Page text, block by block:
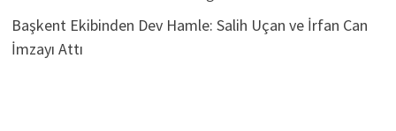
Başkent Ekibinden Dev Hamle: Salih Uçan ve İrfan Can
İmzayı Attı